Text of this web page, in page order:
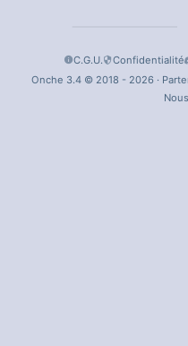
C.G.U. Confidentialité
Onche 3.4 © 2018 - 2026 ·